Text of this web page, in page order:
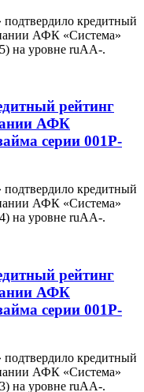
подтвердило кредитный
АФК «Система»
на уровне ruAА-.
рейтинг
АФК
серии 001P-
подтвердило кредитный
АФК «Система»
на уровне ruAA-.
рейтинг
АФК
серии 001P-
подтвердило кредитный
АФК «Система»
на уровне ruAА-.